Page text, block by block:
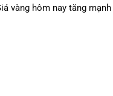
vàng hôm nay tăng